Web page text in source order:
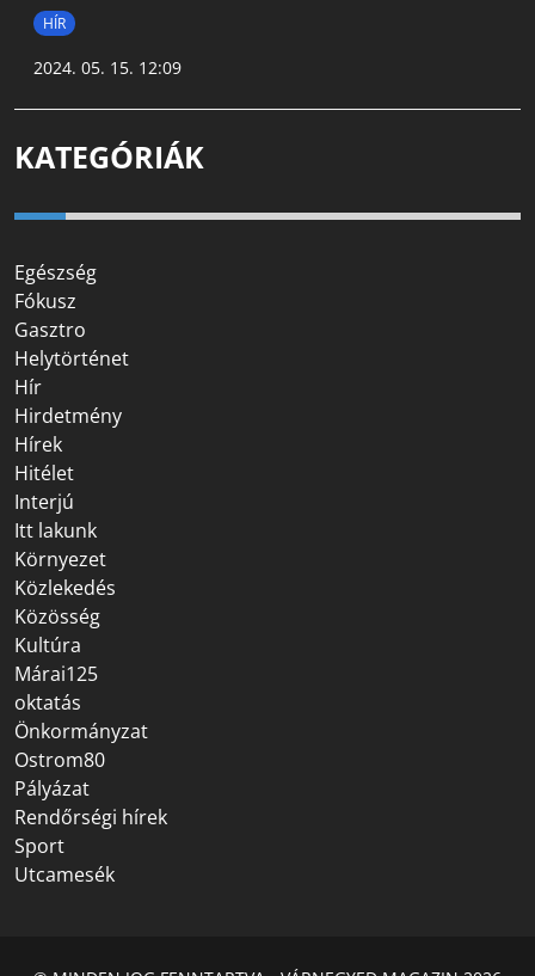
HÍR
2024. 05. 15. 12:09
KATEGÓRIÁK
Egészség
Fókusz
Gasztro
Helytörténet
Hír
Hirdetmény
Hírek
Hitélet
Interjú
Itt lakunk
Környezet
Közlekedés
Közösség
Kultúra
Márai125
oktatás
Önkormányzat
Ostrom80
Pályázat
Rendőrségi hírek
Sport
Utcamesék